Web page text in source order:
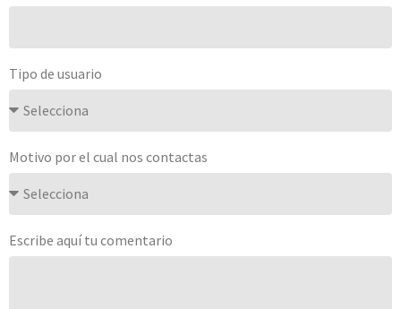
Tipo de usuario
Motivo por el cual nos contactas
Escribe aquí tu comentario